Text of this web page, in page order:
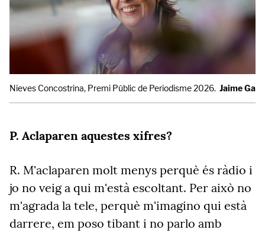
Nieves Concostrina, Premi Públic de Periodisme 2026. Jaime
P. Aclaparen aquestes xifres?
R. M'aclaparen molt menys perquè és ràdio i
jo no veig a qui m'està escoltant. Per això no
m'agrada la tele, perquè m'imagino qui està
darrere, em poso tibant i no parlo amb